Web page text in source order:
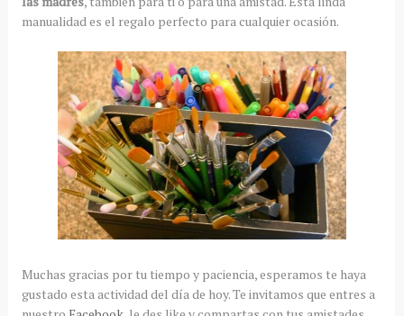
manualidad es el regalo perfecto para cualquier ocasión.
Muchas gracias por tu tiempo y paciencia, esperamos te haya
gustado esta actividad del día de hoy. Te invitamos que entres a